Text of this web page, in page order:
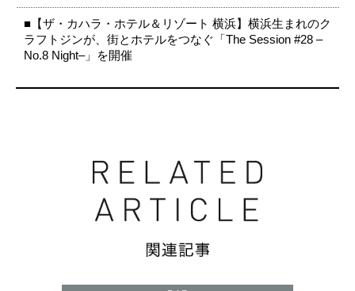
■【ザ・カハラ・ホテル＆リゾート 横浜】横浜生まれのク
ラフトジンが、街とホテルをつなぐ「The Session #28 –
No.8 Night–」を開催